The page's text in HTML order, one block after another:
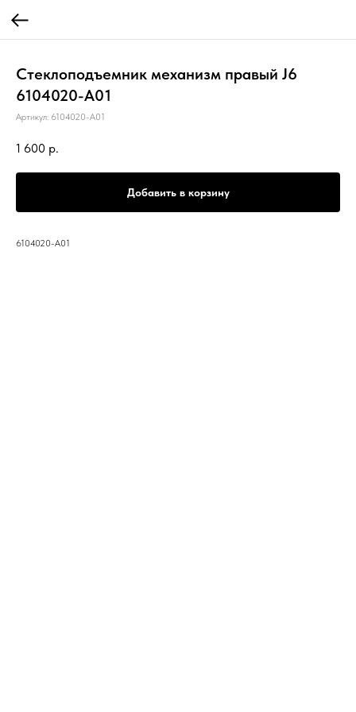
Стеклоподъемник механизм правый J6
6104020-A01
Артикул: 6104020-A01
1 600 р.
Добавить в корзину
6104020-A01